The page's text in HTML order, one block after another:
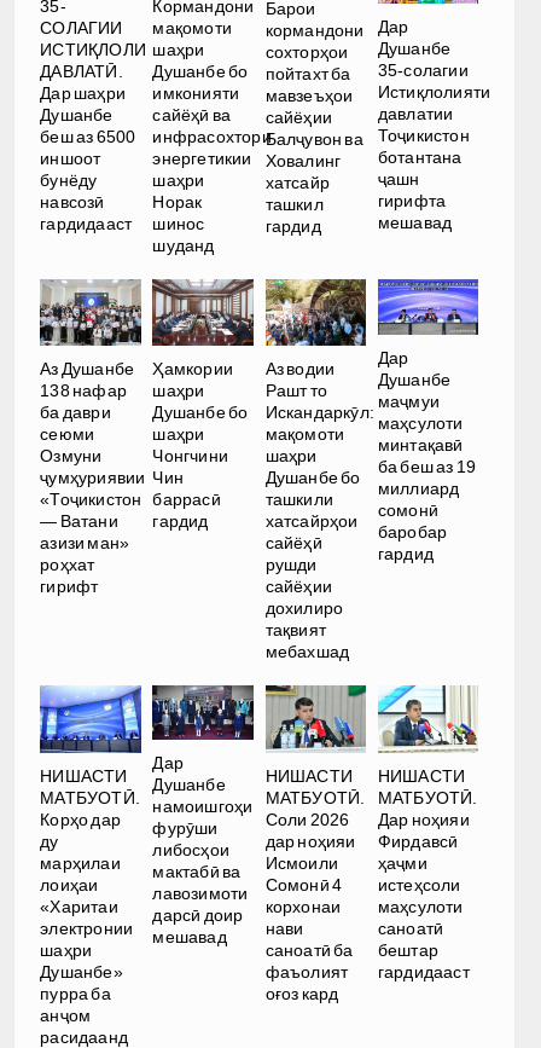
35-
СОЛАГИИ
ИСТИҚЛОЛИ
ДАВЛАТӢ.
Дар шаҳри
Душанбе
беш аз 6500
иншоот
бунёду
навсозӣ
гардидааст
Кормандони
мақомоти
шаҳри
Душанбе бо
имконияти
сайёҳӣ ва
инфрасохтори
энергетикии
шаҳри
Норак
шинос
шуданд
Барои
кормандони
сохторҳои
пойтахт ба
мавзеъҳои
сайёҳии
Балҷувон ва
Ховалинг
хатсайр
ташкил
гардид
Дар
Душанбе
35-солагии
Истиқлолияти
давлатии
Тоҷикистон
ботантана
ҷашн
гирифта
мешавад
Аз Душанбе
138 нафар
ба даври
сеюми
Озмуни
ҷумҳуриявии
«Тоҷикистон
— Ватани
азизи ман»
роҳхат
гирифт
Ҳамкории
шаҳри
Душанбе бо
шаҳри
Чонгчини
Чин
баррасӣ
гардид
Аз водии
Рашт то
Искандаркӯл:
мақомоти
шаҳри
Душанбе бо
ташкили
хатсайрҳои
сайёҳӣ
рушди
сайёҳии
дохилиро
тақвият
мебахшад
Дар
Душанбе
маҷмуи
маҳсулоти
минтақавӣ
ба беш аз 19
миллиард
сомонӣ
баробар
гардид
НИШАСТИ
МАТБУОТӢ.
Корҳо дар
ду
марҳилаи
лоиҳаи
«Харитаи
электронии
шаҳри
Душанбе»
пурра ба
анҷом
расидаанд
Дар
Душанбе
намоишгоҳи
фурӯши
либосҳои
мактабӣ ва
лавозимоти
дарсӣ доир
мешавад
НИШАСТИ
МАТБУОТӢ.
Соли 2026
дар ноҳияи
Исмоили
Сомонӣ 4
корхонаи
нави
саноатӣ ба
фаъолият
оғоз кард
НИШАСТИ
МАТБУОТӢ.
Дар ноҳияи
Фирдавсӣ
ҳаҷми
истеҳсоли
маҳсулоти
саноатӣ
бештар
гардидааст